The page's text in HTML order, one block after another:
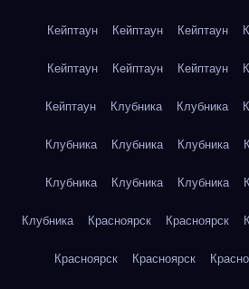
Кейптаун Кейптаун Кейптаун
Кейптаун Кейптаун Кейптаун
Кейптаун Клубника Клубника
Клубника Клубника Клубника
Клубника Клубника Клубника
Клубника Красноярск Красноярск
Красноярск Красноярск